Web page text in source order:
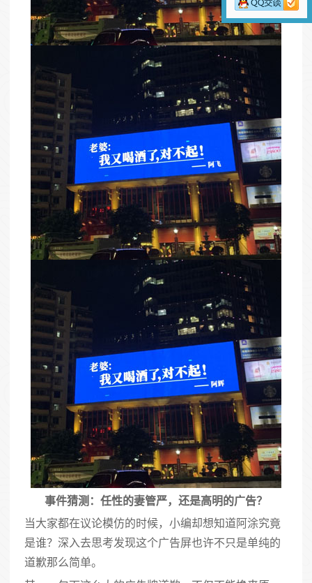
事件猜测：任性的妻管严，还是高明的广告？
当大家都在议论模仿的时候，小编却想知道阿涂究竟
是谁？深入去思考发现这个广告屏也许不只是单纯的
道歉那么简单。